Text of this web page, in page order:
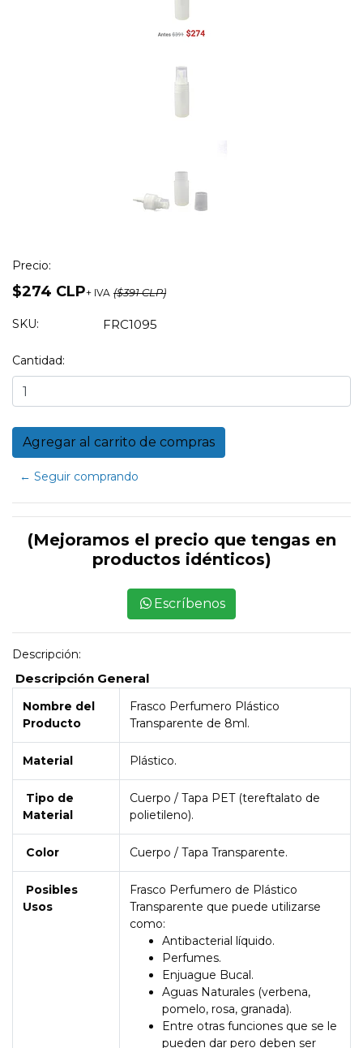
Precio:
$274 CLP+ IVA ($391 CLP)
SKU: FRC1095
Cantidad:
← Seguir comprando
(Mejoramos el precio que tengas en
productos idénticos)
Escríbenos
Descripción:
Descripción General
Nombre del
Producto
Frasco Perfumero Plástico
Transparente de 8ml.
Material Plástico.
Tipo de
Material
Cuerpo / Tapa PET (tereftalato de
polietileno).
Color Cuerpo / Tapa Transparente.
Posibles
Usos
Frasco Perfumero de Plástico
Transparente que puede utilizarse
como:
Antibacterial líquido.
Perfumes.
Enjuague Bucal.
Aguas Naturales (verbena,
pomelo, rosa, granada).
Entre otras funciones que se le
pueden dar pero deben ser